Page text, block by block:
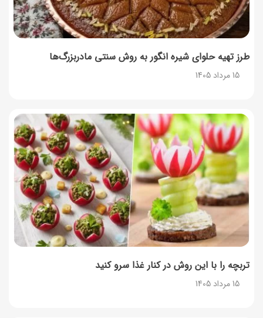
طرز تهیه حلوای شیره انگور به روش سنتی مادربزرگ‌ها
15 مرداد 1405
تربچه را با این روش در کنار غذا سرو کنید
15 مرداد 1405
طرز تهیه پنکیک با شیره انگور؛ صبحانه‌ای سالم و انرژی‌بخش
14 مرداد 1405
طرز تهیه پش ملبا (پیچ ملبا)؛ دسر کلاسیک هلو و بستنی
13 مرداد 1405
طرز تهیه حلوای بحرینی؛ دسر سنتی خاورمیانه‌ای
13 مرداد 1405